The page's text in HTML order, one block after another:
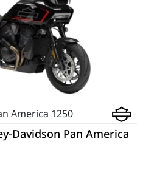
America 1250
Davidson Pan America